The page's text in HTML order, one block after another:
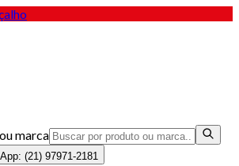
marca
(21) 97971-2181